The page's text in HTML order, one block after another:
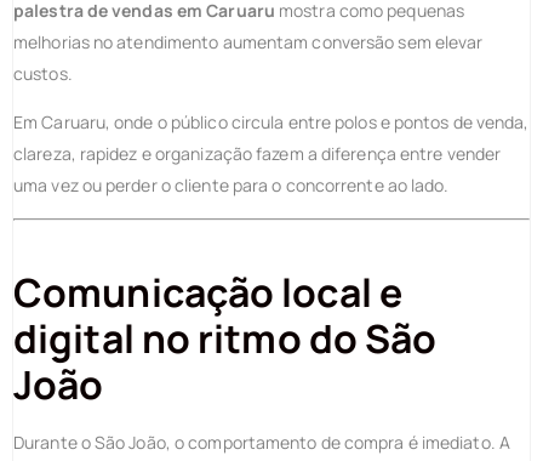
palestra de vendas em Caruaru mostra como pequenas
melhorias no atendimento aumentam conversão sem elevar
custos.
Em Caruaru, onde o público circula entre polos e pontos de venda,
clareza, rapidez e organização fazem a diferença entre vender
uma vez ou perder o cliente para o concorrente ao lado.
Comunicação local e
digital no ritmo do São
João
Durante o São João, o comportamento de compra é imediato. A